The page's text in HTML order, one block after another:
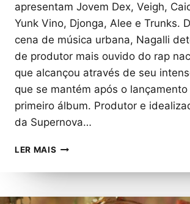
apresentam Jovem Dex, Veigh,
Yunk Vino, Djonga, Alee e Trunks.
cena de música urbana, Nagalli
de produtor mais ouvido do rap
que alcançou através de seu
que se mantém após o
primeiro álbum. Produtor e
da Supernova…
LER MAIS NAGALLI
A
DELUXE